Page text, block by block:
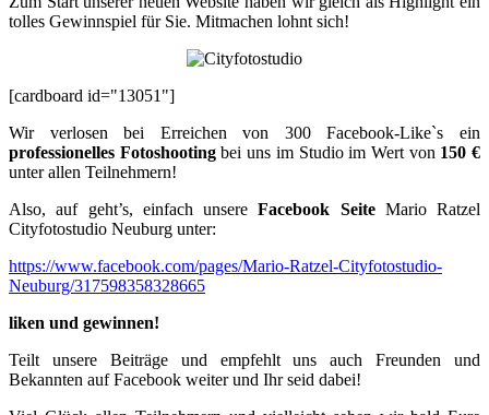
tolles Gewinnspiel für Sie. Mitmachen lohnt sich!
[cardboard id="13051"]
Wir verlosen bei Erreichen von 300 Facebook-Like`s ein
professionelles Fotoshootingbei uns im Studio im Wert von 150 €
unter allen Teilnehmern!
Also, auf geht’s, einfach unsereFacebook SeiteMario Ratzel
Cityfotostudio Neuburg unter:
https://www.facebook.com/pages/Mario-Ratzel-Cityfotostudio-
Neuburg/317598358328665
liken und gewinnen!
Teilt unsere Beiträge und empfehlt uns auch Freunden und
Bekannten auf Facebook weiter und Ihr seid dabei!